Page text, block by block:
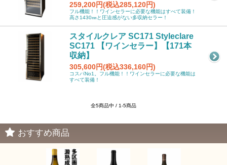
259,200円(税込285,120円)
フル機能！！ワインセラーに必要な機能はすべて装備！
高さ1430㎜と圧迫感がない多収納セラー！
スタイルクレア SC171 Styleclare
SC171 【ワインセラー】【171本
収納】
305,600円(税込336,160円)
コスパNo1。フル機能！！ワインセラーに必要な機能は
すべて装備！
全5商品中 / 1-5商品
おすすめ商品